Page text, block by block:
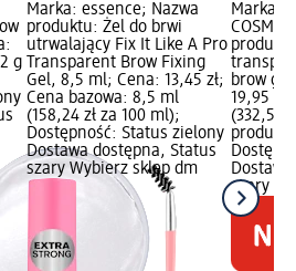
g
Marka: essence; Nazwa
produktu: Żel do brwi
utrwalający Fix It Like A Pro
Transparent Brow Fixing
Gel, 8,5 ml; Cena: 13,45 zł;
Cena bazowa: 8,5 ml
(158,24 zł za 100 ml);
Dostępność: Status zielony
Dostawa dostępna, Status
szary Wybierz sklep dm
Marka:
brow
19,95
(332,50
szary